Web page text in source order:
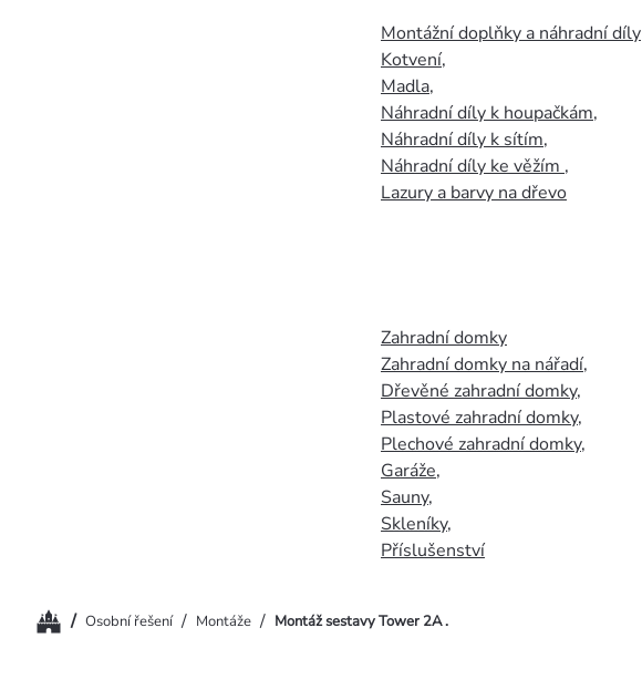
Montážní doplňky a náhradní díly
Kotvení,
Madla,
Náhradní díly k houpačkám,
Náhradní díly k sítím,
Náhradní díly ke věžím ,
Lazury a barvy na dřevo
Zahradní domky
Zahradní domky na nářadí,
Dřevěné zahradní domky,
Plastové zahradní domky,
Plechové zahradní domky,
Garáže,
Sauny,
Skleníky,
Příslušenství
Domů/ Osobní řešení / Montáže / Montáž sestavy Tower 2A .